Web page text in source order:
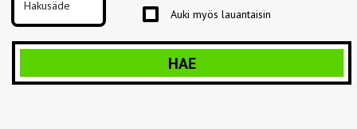
Auki myös lauantaisin
HAE